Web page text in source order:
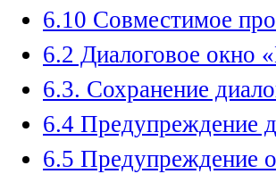
6.10 Совместимое
6.2 Диалоговое окно
6.3. Сохранение
6.4 Предупреждение
6.5 Предупреждение